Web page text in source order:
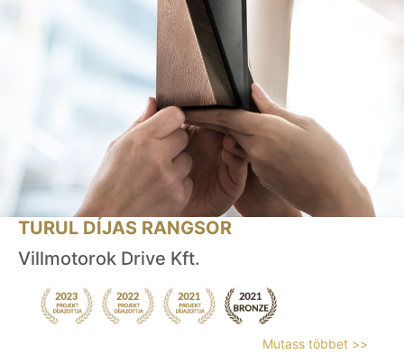
TURUL DÍJAS RANGSOR
Villmotorok Drive Kft.
Mutass többet >>